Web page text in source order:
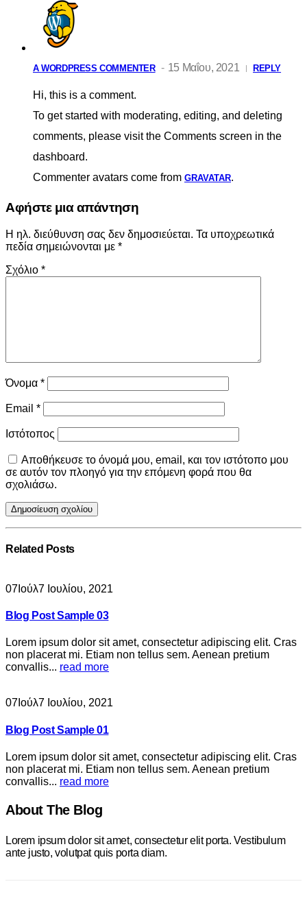
A WORDPRESS COMMENTER 15 Μαΐου, 2021 REPLY
Hi, this is a comment.
To get started with moderating, editing, and deleting
comments, please visit the Comments screen in the
dashboard.
Commenter avatars come from GRAVATAR.
Αφήστε μια απάντηση
Η ηλ. διεύθυνση σας δεν δημοσιεύεται. Τα υποχρεωτικά
πεδία σημειώνονται με *
Σχόλιο *
Όνομα *
Email *
Ιστότοπος
Αποθήκευσε το όνομά μου, email, και τον ιστότοπο μου
σε αυτόν τον πλοηγό για την επόμενη φορά που θα
σχολιάσω.
Related Posts
07 Ιούλ7 Ιουλίου, 2021
Blog Post Sample 03
Lorem ipsum dolor sit amet, consectetur adipiscing elit. Cras
non placerat mi. Etiam non tellus sem. Aenean pretium
convallis... read more
07 Ιούλ7 Ιουλίου, 2021
Blog Post Sample 01
Lorem ipsum dolor sit amet, consectetur adipiscing elit. Cras
non placerat mi. Etiam non tellus sem. Aenean pretium
convallis... read more
About The Blog
Lorem ipsum dolor sit amet, consectetur elit porta. Vestibulum
ante justo, volutpat quis porta diam.